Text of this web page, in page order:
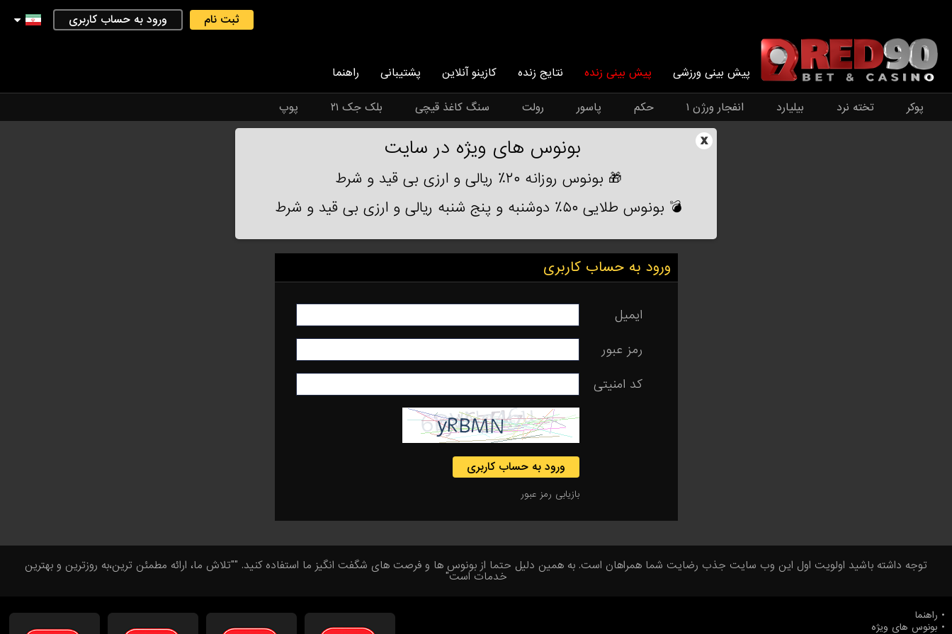
ثبت نام ورود به حساب کاربری
پیش بینی ورزشی پیش بینی زنده نتایج زنده کازینو آنلاین پشتیبانی راهنما
پوکر تخته نرد بیلیارد انفجار ورژن ۱ حکم پاسور رولت سنگ کاغذ قیچی بلک جک ۲۱ پوپ
x بونوس های ویژه در سایت
🎁 بونوس روزانه ۲۰٪ ریالی و ارزی بی قید و شرط
💣 بونوس طلایی ۵۰٪ دوشنبه و پنج شنبه ریالی و ارزی بی قید و شرط
ورود به حساب کاربری
ایمیل
رمز عبور
کد امنیتی
ورود به حساب کاربری
بازیابی رمز عبور
توجه داشته باشید اولویت اول این وب سایت جذب رضایت شما همراهان است. به همین دلیل حتما از بونوس ها و فرصت های شگفت انگیز ما استفاده کنید. ""تلاش ما، ارائه مطمئن ترین،به روزترین و بهترین
خدمات است"
راهنما
بونوس های ویژه